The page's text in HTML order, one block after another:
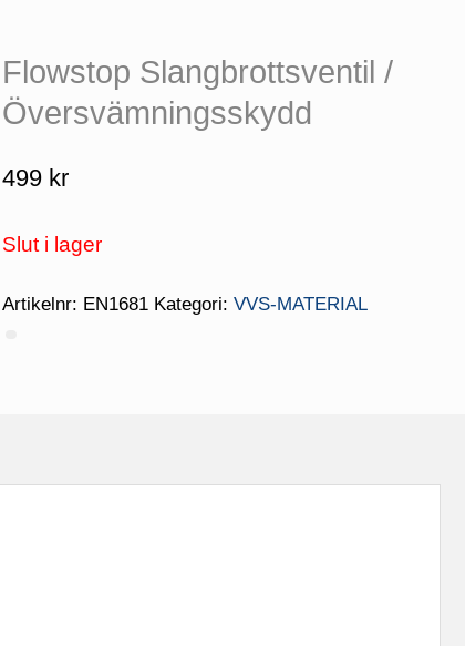
Flowstop Slangbrottsventil /
Översvämningsskydd
499 kr
Slut i lager
Artikelnr: EN1681 Kategori: VVS-MATERIAL